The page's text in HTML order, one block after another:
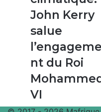
salue
l’engagement
Roi
Mohammed
John Kerry
salue
l’engageme
nt du Roi
Mohammed
VI